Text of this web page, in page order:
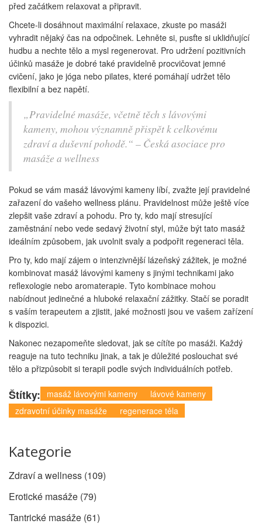
před začátkem relaxovat a připravit.
Chcete-li dosáhnout maximální relaxace, zkuste po masáži
vyhradit nějaký čas na odpočinek. Lehněte si, pusťte si uklidňující
hudbu a nechte tělo a mysl regenerovat. Pro udržení pozitivních
účinků masáže je dobré také pravidelně procvičovat jemné
cvičení, jako je jóga nebo pilates, které pomáhají udržet tělo
flexibilní a bez napětí.
„Pravidelné masáže, včetně těch s lávovými
kameny, mohou významně přispět k celkovému
zdraví a duševní pohodě.“ – Česká asociace pro
masáže a wellness
Pokud se vám masáž lávovými kameny líbí, zvažte její pravidelné
zařazení do vašeho wellness plánu. Pravidelnost může ještě více
zlepšit vaše zdraví a pohodu. Pro ty, kdo mají stresující
zaměstnání nebo vede sedavý životní styl, může být tato masáž
ideálním způsobem, jak uvolnit svaly a podpořit regeneraci těla.
Pro ty, kdo mají zájem o intenzivnější lázeňský zážitek, je možné
kombinovat masáž lávovými kameny s jinými technikami jako
reflexologie nebo aromaterapie. Tyto kombinace mohou
nabídnout jedinečné a hluboké relaxační zážitky. Stačí se poradit
s vaším terapeutem a zjistit, jaké možnosti jsou ve vašem zařízení
k dispozici.
Nakonec nezapomeňte sledovat, jak se cítíte po masáži. Každý
reaguje na tuto techniku jinak, a tak je důležité poslouchat své
tělo a přizpůsobit si terapii podle svých individuálních potřeb.
Štítky: masáž lávovými kameny
lávové kameny
zdravotní účinky masáže
regenerace těla
Kategorie
Zdraví a wellness (109)
Erotické masáže (79)
Tantrické masáže (61)